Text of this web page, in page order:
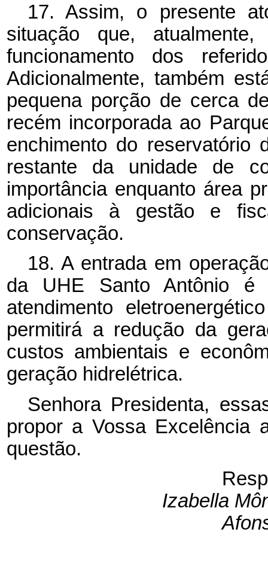
17. Assim, o presente
situação que,
funcionamento dos
Adicionalmente, também
pequena porção de cerca
recém incorporada ao
enchimento do reservatório
restante da unidade de
importância enquanto área
adicionais à gestão e
conservação.
18. A entrada em
da UHE Santo Antônio é
atendimento
permitirá a redução da
custos ambientais e
geração hidrelétrica.
Senhora Presidenta,
propor a Vossa Excelência
questão.
Izabella